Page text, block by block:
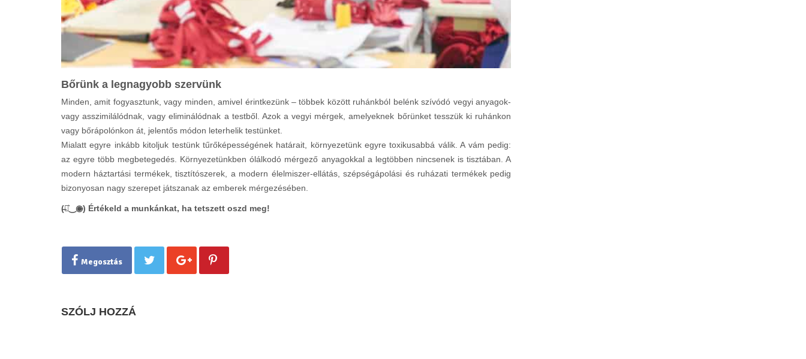
Bőrünk a legnagyobb szervünk
Minden, amit fogyasztunk, vagy minden, amivel érintkezünk – többek között ruhánkból belénk szívódó vegyi anyagok-
vagy asszimilálódnak, vagy eliminálódnak a testből. Azok a vegyi mérgek, amelyeknek bőrünket tesszük ki ruhánkon
vagy bőrápolónkon át, jelentős módon leterhelik testünket.
Mialatt egyre inkább kitoljuk testünk tűrőképességének határait, környezetünk egyre toxikusabbá válik. A vám pedig:
az egyre több megbetegedés. Környezetünkben ólálkodó mérgező anyagokkal a legtöbben nincsenek is tisztában. A
modern háztartási termékek, tisztítószerek, a modern élelmiszer-ellátás, szépségápolási és ruházati termékek pedig
bizonyosan nagy szerepet játszanak az emberek mérgezésében.
(̶◉͛‿◉̶) Értékeld a munkánkat, ha tetszett oszd meg!
Megosztás
SZÓLJ HOZZÁ